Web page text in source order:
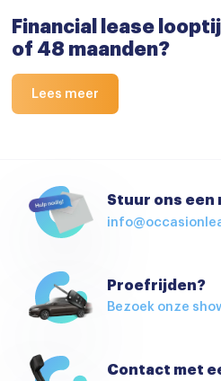
Financial lease
of 48 maanden?
Lees meer
Stuur ons een
Proefrijden?
Bezoek onze
Contact met